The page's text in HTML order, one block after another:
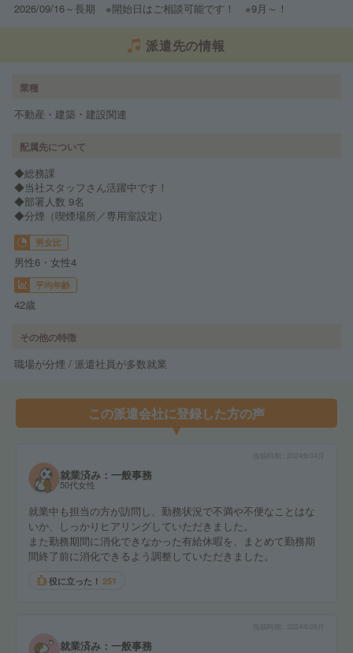
2026/09/16～長期 ※開始日はご相談可能です！ ※9月～！
派遣先の情報
業種
不動産・建築・建設関連
配属先について
◆総務課
◆当社スタッフさん活躍中です！
◆部署人数 9名
◆分煙（喫煙場所／専用室設定）
男女比
男性6・女性4
平均年齢
42歳
その他の特徴
職場が分煙 / 派遣社員が多数就業
この派遣会社に登録した方の声
2024年04月
就業済み：一般事務
50代女性
就業中も担当の方が訪問し、勤務状況で不満や不便なことはな
いか、しっかりヒアリングしていただきました。
また勤務期間に消化できなかった有給休暇を、まとめて勤務期
間終了前に消化できるよう調整していただきました。
役に立った！ 251
2024年09月
就業済み：一般事務